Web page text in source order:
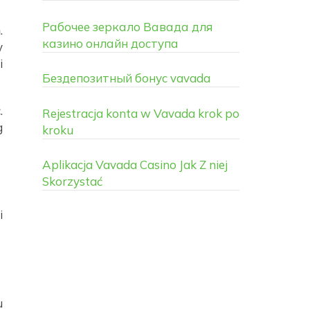
Рабочее зеркало Вавада для
казино онлайн доступа
Бездепозитный бонус vavada
Rejestracja konta w Vavada krok po
kroku
Aplikacja Vavada Casino Jak Z niej
Skorzystać